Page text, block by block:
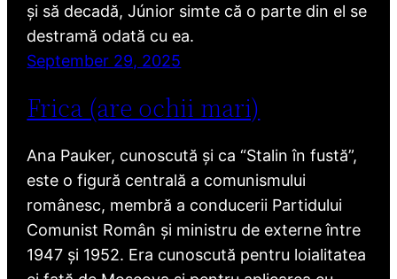
și să decadă, Júnior simte că o parte din el se
destramă odată cu ea.
September 29, 2025
Frica (are ochii mari)
Ana Pauker, cunoscută și ca “Stalin în fustă”,
este o figură centrală a comunismului
românesc, membră a conducerii Partidului
Comunist Român și ministru de externe între
1947 și 1952. Era cunoscută pentru loialitatea